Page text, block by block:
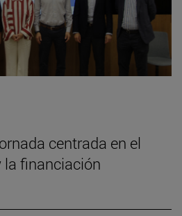
centrada en el
financiación